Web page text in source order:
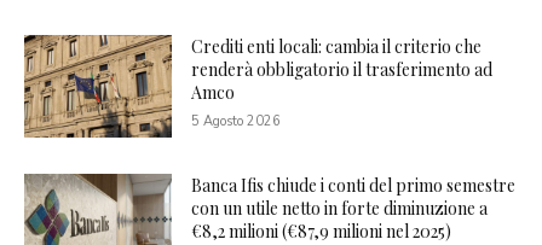
Crediti enti locali: cambia il criterio che
renderà obbligatorio il trasferimento ad
Amco
5 Agosto 2026
Banca Ifis chiude i conti del primo semestre
con un utile netto in forte diminuzione a
€8,2 milioni (€87,9 milioni nel 2025)